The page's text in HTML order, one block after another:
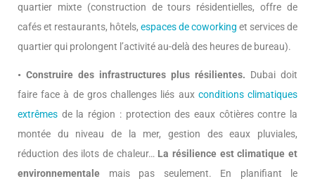
quartier mixte (construction de tours résidentielles, offre de
cafés et restaurants, hôtels, espaces de coworking et services de
quartier qui prolongent l’activité au-delà des heures de bureau).
• Construire des infrastructures plus résilientes. Dubai doit
faire face à de gros challenges liés aux conditions climatiques
extrêmes de la région : protection des eaux côtières contre la
montée du niveau de la mer, gestion des eaux pluviales,
réduction des ilots de chaleur… La résilience est climatique et
environnementale mais pas seulement. En planifiant le